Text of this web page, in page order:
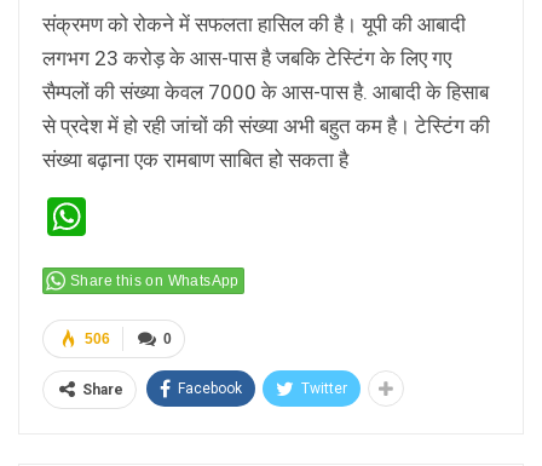
संक्रमण को रोकने में सफलता हासिल की है। यूपी की आबादी
लगभग 23 करोड़ के आस-पास है जबकि टेस्टिंग के लिए गए
सैम्पलों की संख्या केवल 7000 के आस-पास है. आबादी के हिसाब
से प्रदेश में हो रही जांचों की संख्या अभी बहुत कम है। टेस्टिंग की
संख्या बढ़ाना एक रामबाण साबित हो सकता है
Share this on WhatsApp
0
506
Share Facebook Twitter